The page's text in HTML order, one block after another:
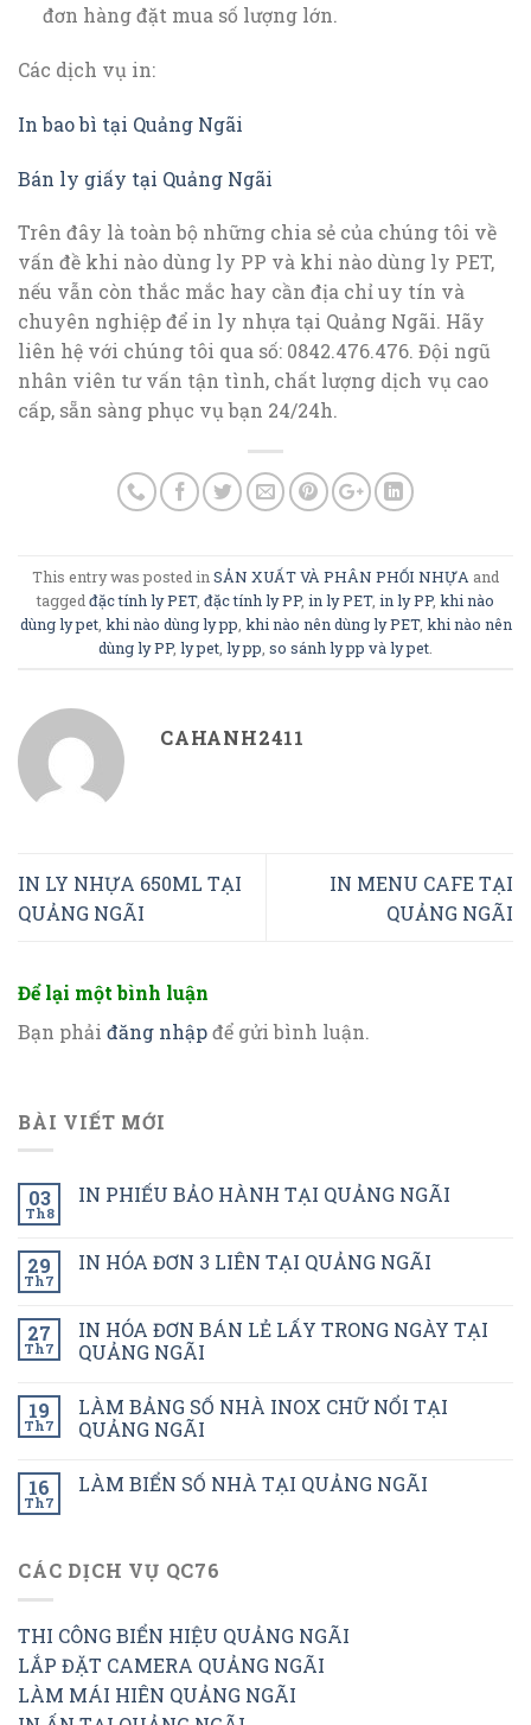
đơn hàng đặt mua số lượng lớn.
Các dịch vụ in:
In bao bì tại Quảng Ngãi
Bán ly giấy tại Quảng Ngãi
Trên đây là toàn bộ những chia sẻ của chúng tôi về
vấn đề khi nào dùng ly PP và khi nào dùng ly PET,
nếu vẫn còn thắc mắc hay cần địa chỉ uy tín và
chuyên nghiệp để in ly nhựa tại Quảng Ngãi. Hãy
liên hệ với chúng tôi qua số: 0842.476.476. Đội ngũ
nhân viên tư vấn tận tình, chất lượng dịch vụ cao
cấp, sẵn sàng phục vụ bạn 24/24h.
This entry was posted in SẢN XUẤT VÀ PHÂN PHỐI NHỰA and
tagged đặc tính ly PET, đặc tính ly PP, in ly PET, in ly PP, khi nào
dùng ly pet, khi nào dùng ly pp khi nào nên dùng ly PET, khi nào nên
dùng ly PP, ly pet ly pp so sánh ly pp và ly pet
CAHANH2411
IN LY NHỰA 650ML TẠI
QUẢNG NGÃI
IN MENU CAFE TẠI
QUẢNG NGÃI
Để lại một bình luận
Bạn phải đăng nhậpđể gửi bình luận.
BÀI VIẾT MỚI
03
Th8
IN PHIẾU BẢO HÀNH TẠI QUẢNG NGÃI
29
Th7
IN HÓA ĐƠN 3 LIÊN TẠI QUẢNG NGÃI
27
Th7
IN HÓA ĐƠN BÁN LẺ LẤY TRONG NGÀY TẠI
QUẢNG NGÃI
19
Th7
LÀM BẢNG SỐ NHÀ INOX CHỮ NỔI TẠI
QUẢNG NGÃI
16
Th7
LÀM BIỂN SỐ NHÀ TẠI QUẢNG NGÃI
CÁC DỊCH VỤ QC76
THI CÔNG BIỂN HIỆU QUẢNG NGÃI
LẮP ĐẶT CAMERA QUẢNG NGÃI
LÀM MÁI HIÊN QUẢNG NGÃI